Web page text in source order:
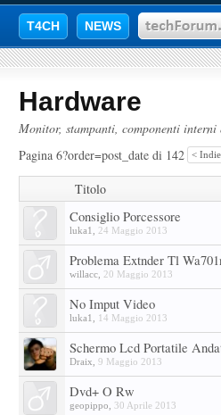
T4CH NEWS
Hardware
Monitor, stampanti, componenti interni
Pagina 6?order=post_date di 142
<
Titolo
Consiglio Porcessore
luka1 24 Maggio 2013
Problema Extnder Tl
willacc 20 Maggio 2013
No Imput Video
luka1 14 Maggio 2013
Schermo Lcd Portatile
Draix 9 Maggio 2013
Dvd+ O Rw
geopippo 30 Aprile 2013